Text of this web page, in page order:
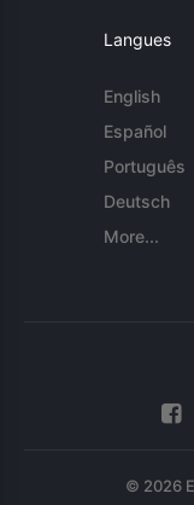
Langues
English
Español
Português
Deutsch
More...
© 2026